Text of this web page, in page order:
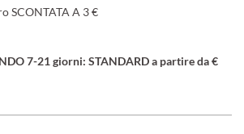
SCONTATA A 3 €
7-21 giorni: STANDARD a partire da €